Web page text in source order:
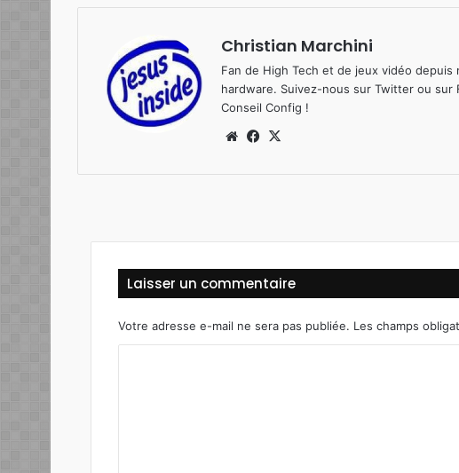
Christian Marchini
Fan de High Tech et de jeux vidéo
hardware. Suivez-nous sur Twitter ou sur
Conseil Config !
WebsiteFacebook
Laisser un commentaire
Votre adresse e-mail ne sera pas publiée. Les champs